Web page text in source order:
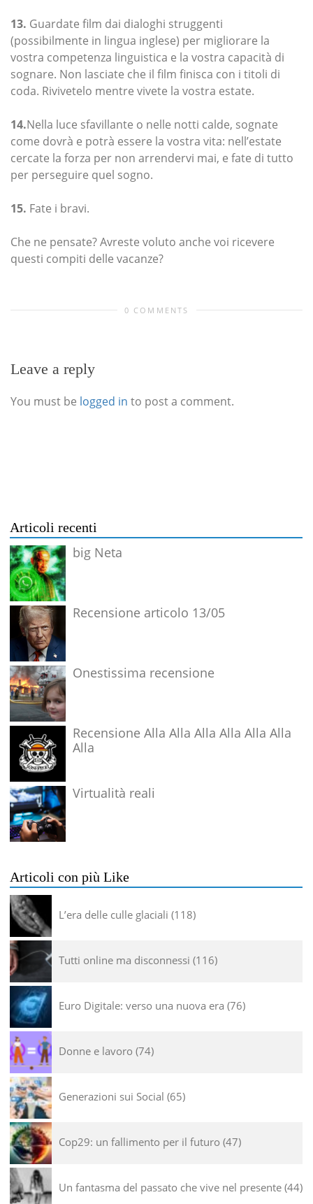
13. Guardate film dai dialoghi struggenti
(possibilmente in lingua inglese) per migliorare la
vostra competenza linguistica e la vostra capacità di
sognare. Non lasciate che il film finisca con i titoli di
coda. Rivivetelo mentre vivete la vostra estate.
14.Nella luce sfavillante o nelle notti calde, sognate
come dovrà e potrà essere la vostra vita: nell’estate
cercate la forza per non arrendervi mai, e fate di tutto
per perseguire quel sogno.
15. Fate i bravi.
Che ne pensate? Avreste voluto anche voi ricevere
questi compiti delle vacanze?
0 COMMENTS
Leave a reply
You must be logged in to post a comment.
Articoli recenti
big Neta
Recensione articolo 13/05
Onestissima recensione
Recensione Alla Alla Alla Alla Alla Alla
Alla
Virtualità reali
Articoli con più Like
L’era delle culle glaciali 118
Tutti online ma disconnessi 116
Euro Digitale: verso una nuova era 76
Donne e lavoro 74
Generazioni sui Social 65
Cop29: un fallimento per il futuro 47
Un fantasma del passato che vive nel presente 44